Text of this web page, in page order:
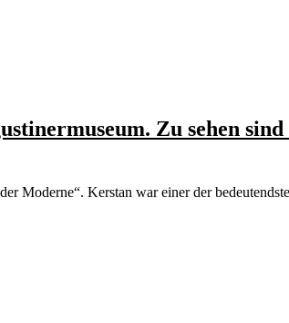
Zu sehen
Moderne“. Kerstan war einer der